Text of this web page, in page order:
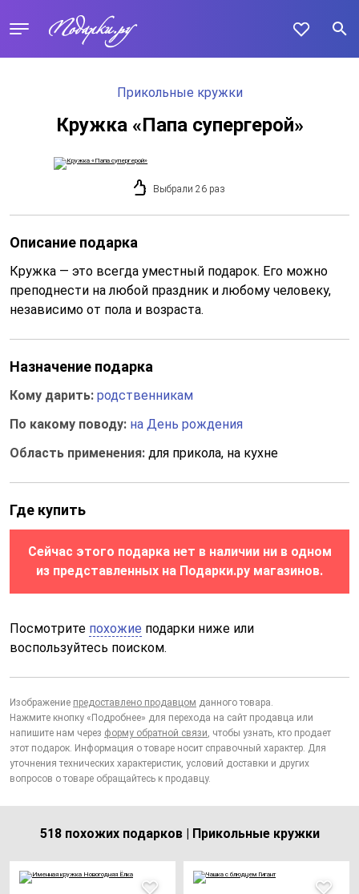
Прикольные кружки
Кружка «Папа супергерой»
Выбрали 26 раз
Описание подарка
Кружка — это всегда уместный подарок. Его можно
преподнести на любой праздник и любому человеку,
независимо от пола и возраста.
Назначение подарка
Кому дарить: родственникам
По какому поводу: на День рождения
Область применения: для прикола, на кухне
Где купить
Сейчас этого подарка нет в наличии ни в одном
из представленных на Подарки.ру магазинов.
Посмотрите похожие подарки ниже или
воспользуйтесь поиском.
Изображение предоставлено продавцом данного товара.
Нажмите кнопку «Подробнее» для перехода на сайт продавца или
напишите нам через форму обратной связи, чтобы узнать, кто продает
этот подарок. Информация о товаре носит справочный характер. Для
уточнения технических характеристик, условий доставки и других
вопросов о товаре обращайтесь к продавцу.
518 похожих подарков | Прикольные кружки